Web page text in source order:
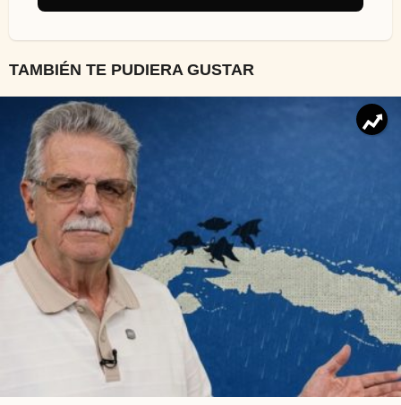
TAMBIÉN TE PUDIERA GUSTAR